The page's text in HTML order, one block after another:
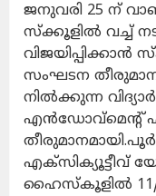
ജനുവരി 25 ന്
സ്ക്കൂളിൽ വച്ച്
വിജയിപ്പിക്കാൻ
സംഘടന
നിൽക്കുന്ന
എൻഡോവ്മെന്റ്
എക്സിക്യൂട്ടീവ്
ഹൈസ്‌കൂളിൽ 11/1/